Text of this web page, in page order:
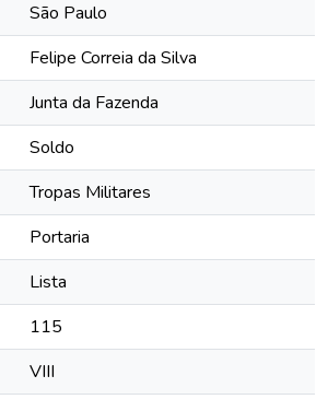
São Paulo
Felipe Correia da Silva
Junta da Fazenda
Soldo
Tropas Militares
Portaria
Lista
115
VIII